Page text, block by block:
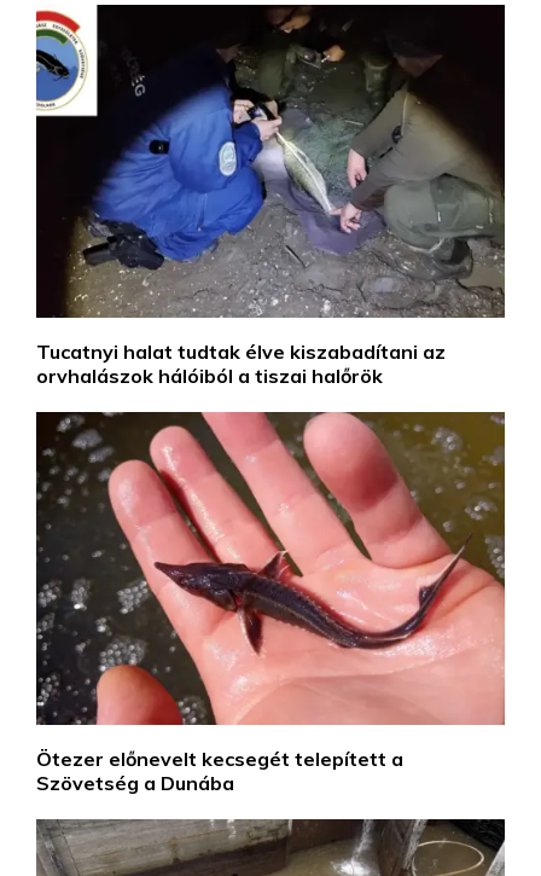
Tucatnyi halat tudtak élve kiszabadítani az
orvhalászok hálóiból a tiszai halőrök
Ötezer előnevelt kecsegét telepített a
Szövetség a Dunába